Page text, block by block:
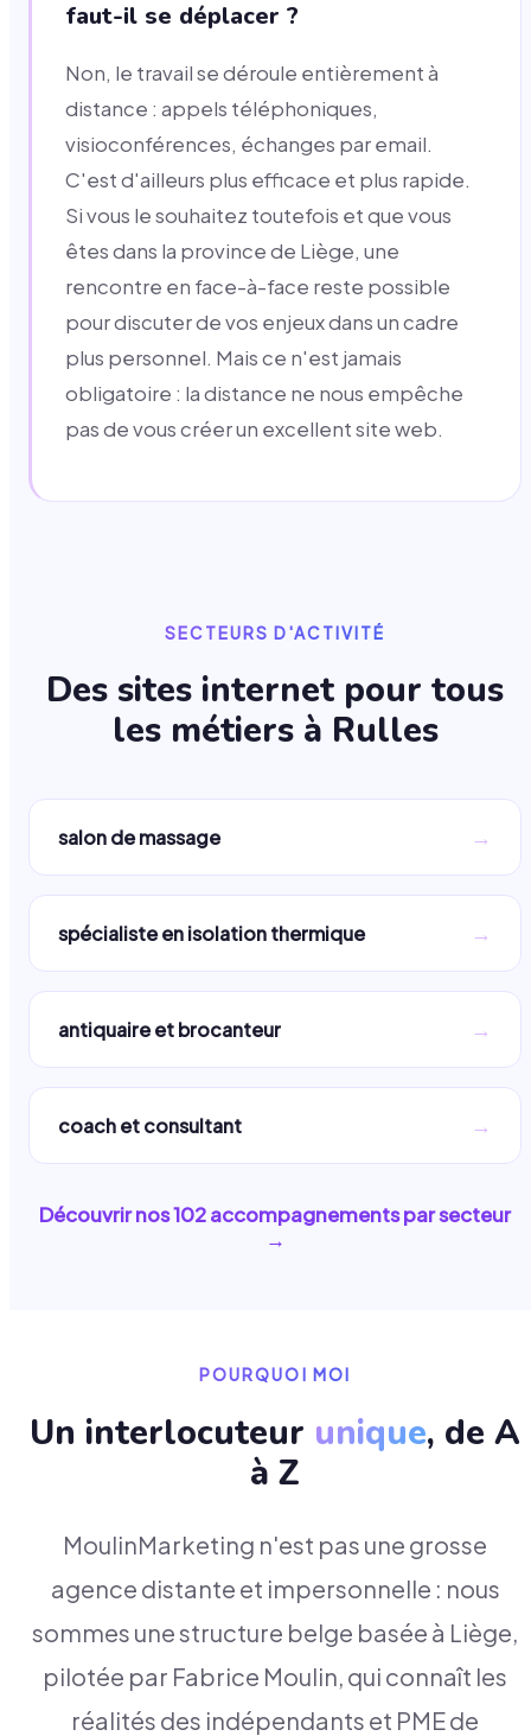
faut-il se déplacer ?
Non, le travail se déroule entièrement à
distance : appels téléphoniques,
visioconférences, échanges par email.
C'est d'ailleurs plus efficace et plus rapide.
Si vous le souhaitez toutefois et que vous
êtes dans la province de Liège, une
rencontre en face-à-face reste possible
pour discuter de vos enjeux dans un cadre
plus personnel. Mais ce n'est jamais
obligatoire : la distance ne nous empêche
pas de vous créer un excellent site web.
SECTEURS D'ACTIVITÉ
Des sites internet pour tous
les métiers à Rulles
salon de massage →
spécialiste en isolation thermique →
antiquaire et brocanteur →
coach et consultant →
Découvrir nos102accompagnements par secteur
→
POURQUOI MOI
Un interlocuteur unique, de A
à Z
MoulinMarketing n'est pas une grosse
agence distante et impersonnelle : nous
sommes une structure belge basée à Liège,
pilotée par Fabrice Moulin, qui connaît les
réalités des indépendants et PME de